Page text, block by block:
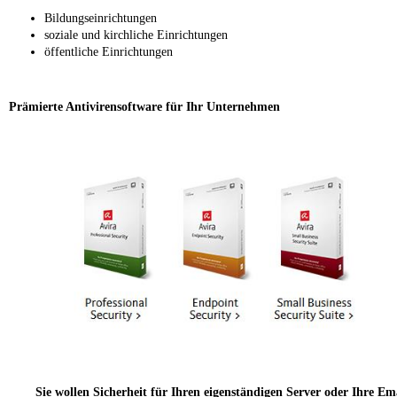
Bildungseinrichtungen
soziale und kirchliche Einrichtungen
öffentliche Einrichtungen
Prämierte Antivirensoftware für Ihr Unternehmen
Sie wollen Sicherheit für Ihren eigenständigen Server oder Ihre